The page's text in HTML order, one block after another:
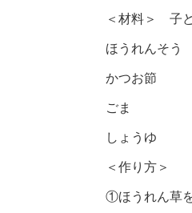
＜材料＞ 子
ほうれ
かつ
ご
しょ
＜作り方＞
①ほうれん草